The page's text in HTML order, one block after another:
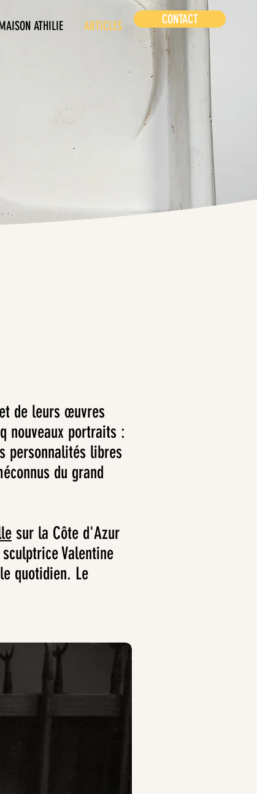
ATHILIE ARTICLES CONTACT
de leurs œuvres
nouveaux portraits :
personnalités libres
du grand
sur la Côte d'Azur
Valentine
quotidien. Le